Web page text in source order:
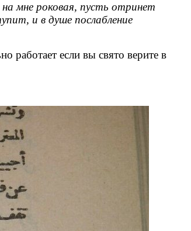
мне роковая, пусть отринет
и в душе послабление
работает если вы свято верите в